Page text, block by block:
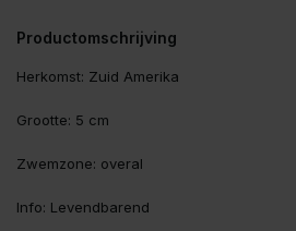
Productomschrijving
Herkomst: Zuid Amerika
Grootte: 5 cm
Zwemzone: overal
Info: Levendbarend